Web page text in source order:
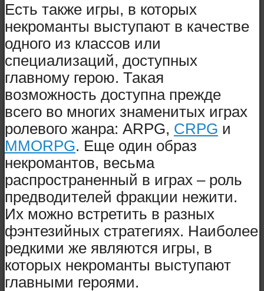
Есть также игры, в которых
некроманты выступают в качестве
одного из классов или
специализаций, доступных
главному герою. Такая
возможность доступна прежде
всего во многих знаменитых играх
ролевого жанра: ARPG, CRPG и
MMORPG. Еще один образ
некромантов, весьма
распространенный в играх – роль
предводителей фракции нежити.
Их можно встретить в разных
фэнтезийных стратегиях. Наиболее
редкими же являются игры, в
которых некроманты выступают
главными героями.